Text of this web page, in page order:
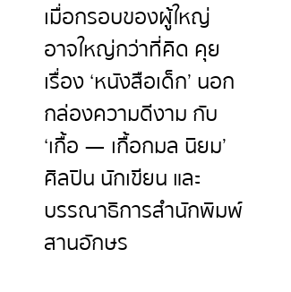
เมื่อกรอบของผู้ใหญ่
อาจใหญ่กว่าที่คิด คุย
เรื่อง ‘หนังสือเด็ก’ นอก
กล่องความดีงาม กับ
‘เกื้อ — เกื้อกมล นิยม’
ศิลปิน นักเขียน และ
บรรณาธิการสำนักพิมพ์
สานอักษร